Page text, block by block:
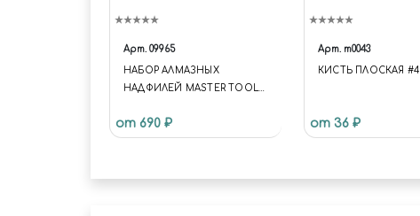
Арт. 09965
НАБОР АЛМАЗНЫХ
НАДФИЛЕЙ MASTER TOOLS,
от 690 ₽
Арт. m0043
КИСТЬ ПЛОСКАЯ #4
от 36 ₽